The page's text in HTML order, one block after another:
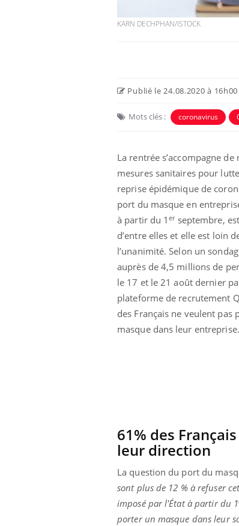
KARN DECHPHAN/ISTOCK
Publié le 24.08.2020 à 16h00
Mots clés : coronavirus
La rentrée s’accompagne de
mesures sanitaires pour
reprise épidémique de
port du masque en
à partir du 1erseptembre,
d’entre elles et elle est loin
l’unanimité. Selon un
auprès de 4,5 millions de
le 17 et le 21 août dernier
plateforme de recrutement
des Français ne veulent pas
masque dans leur entreprise.
61% des
leur direction
La question du port du
sont plus de 12 % à refuser
imposé par l'État à partir du 1
porter un masque dans leur
Eczéma Chronique des Mains : se
préparer pour l’été !Youtube
L'été arrive… et avec lui, un tout